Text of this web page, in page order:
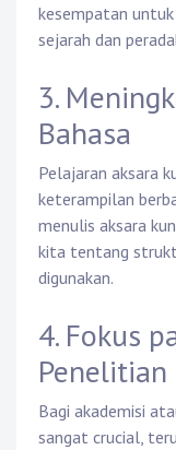
kesempatan
sejarah dan
3.
Bahasa
Pelajaran aksara
keterampilan
menulis aksara
kita tentang
digunakan.
4. Fokus
Penelitian
Bagi akademisi
sangat crucial,